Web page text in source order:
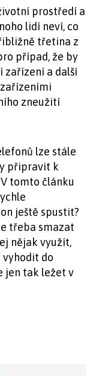
prostředí a
lidí neví, co
třetina z
případ, že by
zařízení a další
zneužití
lze stále
připravit k
tomto článku
ještě spustit?
třeba smazat
nějak využít,
do
jen tak ležet v